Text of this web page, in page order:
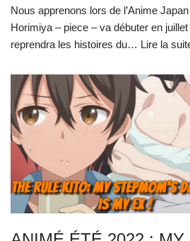
Nous apprenons lors de l’Anime
Horimiya – piece – va débuter en juillet
reprendra les histoires du… Lire la